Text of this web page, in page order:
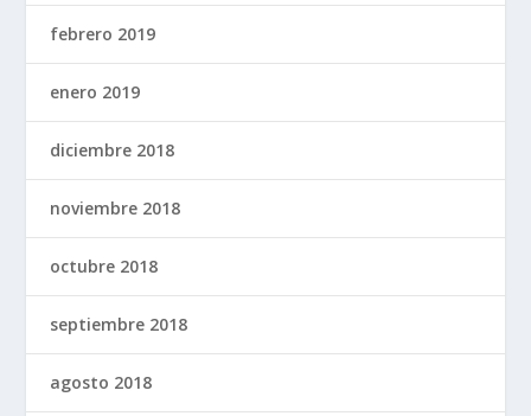
febrero 2019
enero 2019
diciembre 2018
noviembre 2018
octubre 2018
septiembre 2018
agosto 2018